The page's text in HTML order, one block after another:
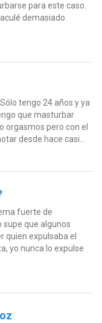
para este caso.
demasiado
tengo 24 años y ya
que masturbar
orgasmos pero con el
desde hace casi...
fuerte de
supe que algunos
quien expulsaba el
yo nunca lo expulse